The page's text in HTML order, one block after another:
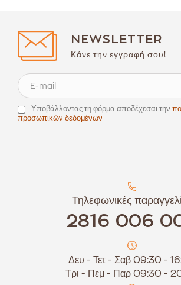
NEWSLETTER
Κάνε την εγγραφή σου!
Υποβάλλοντας τη φόρμα αποδέχεσαι την
προσωπικών δεδομένων
Τηλεφωνικές
2816 006
Δευ - Τετ - Σαβ 09:30 -
Τρι - Πεμ - Παρ 09:30 -